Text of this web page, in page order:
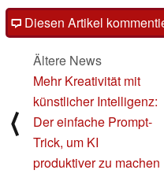
Diesen Artikel
⟨
Ältere News
Mehr Kreativität mit
künstlicher Intelligenz:
Der einfache Prompt-
Trick, um KI
produktiver zu machen